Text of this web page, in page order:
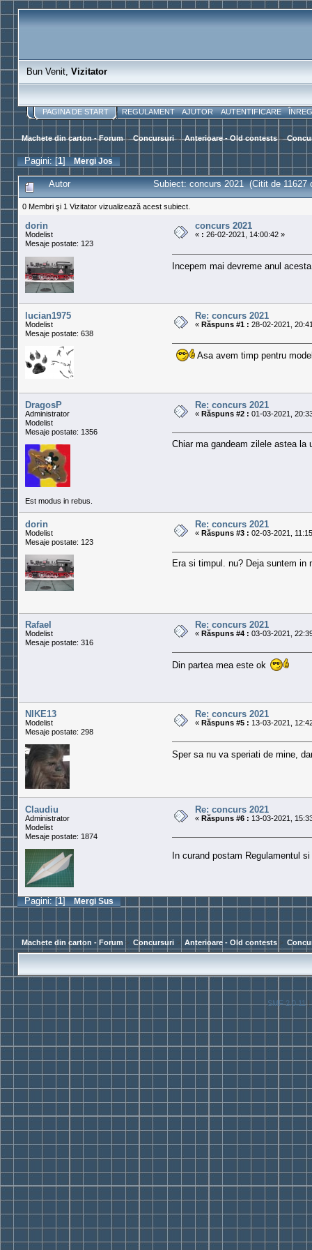
Bun Venit,Vizitator
PAGINA DE START REGULAMENT AJUTOR AUTENTIFICARE
Machete din carton - Forum> Concursuri> Anterioare - Old contests>
Pagini: [1]Mergi Jos
Autor Subiect: concurs 2021 (Citit de 11627
0 Membri şi 1 Vizitator vizualizează acest subiect.
dorin
Modelist
Mesaje postate: 123
concurs 2021
« : 26-02-2021, 14:00:42 »
Incepem mai devreme anul
lucian1975
Modelist
Mesaje postate: 638
Re: concurs 2021
« Răspuns #1 : 28-02-2021,
Asa avem timp pentru
DragosP
Administrator
Modelist
Mesaje postate: 1356
Est modus in rebus.
Re: concurs 2021
« Răspuns #2 : 01-03-2021,
Chiar ma gandeam zilele astea
dorin
Modelist
Mesaje postate: 123
Re: concurs 2021
« Răspuns #3 : 02-03-2021,
Era si timpul. nu? Deja suntem in
Rafael
Modelist
Mesaje postate: 316
Re: concurs 2021
« Răspuns #4 : 03-03-2021,
Din partea mea este ok
NIKE13
Modelist
Mesaje postate: 298
Re: concurs 2021
« Răspuns #5 : 13-03-2021,
Sper sa nu va speriati de mine,
Claudiu
Administrator
Modelist
Mesaje postate: 1874
Re: concurs 2021
« Răspuns #6 : 13-03-2021,
In curand postam Regulamentul
Pagini: [1]Mergi Sus
Machete din carton - Forum > Concursuri > Anterioare - Old contests>
SMF 2.0.11|